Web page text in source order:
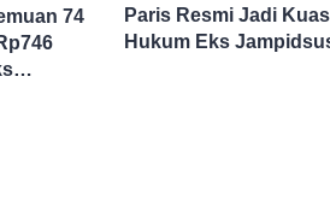
74
Paris Resmi Jadi
Hukum Eks